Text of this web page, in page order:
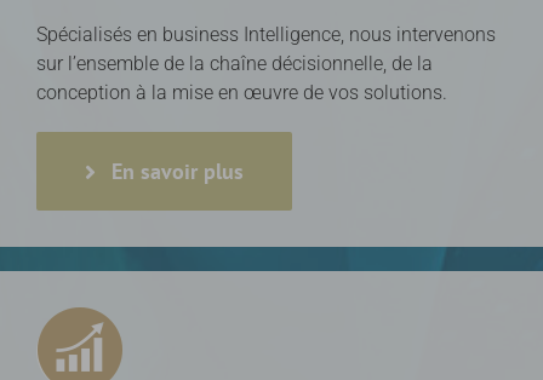
Spécialisés en business Intelligence, nous intervenons
sur l’ensemble de la chaîne décisionnelle, de la
conception à la mise en œuvre de vos solutions.
En savoir plus